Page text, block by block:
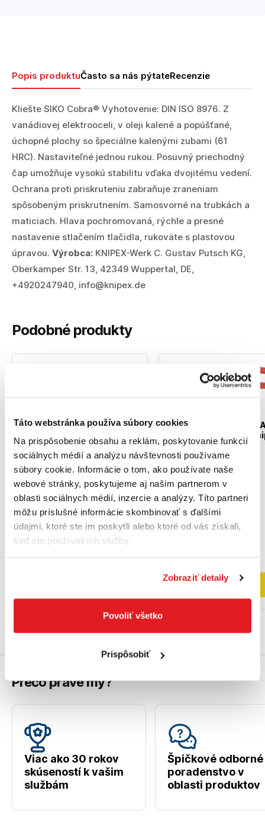
Táto webstránka používa súbory cookies
Na prispôsobenie obsahu a reklám, poskytovanie funkcií
sociálnych médií a analýzu návštevnosti používame
súbory cookie. Informácie o tom, ako používate naše
webové stránky, poskytujeme aj našim partnerom v
oblasti sociálnych médií, inzercie a analýzy. Títo partneri
môžu príslušné informácie skombinovať s ďalšími
údajmi, ktoré ste im poskytli alebo ktoré od vás získali,
keď ste používali ich služby.
Zobraziť detaily
Povoliť všetko
Prispôsobiť
Popis produktuČasto sa nás pýtateRecenzie
Kliešte SIKO Cobra® Vyhotovenie: DIN ISO 8976. Z
vanádiovej elektrooceli, v oleji kalené a popúšťané,
úchopné plochy so špeciálne kalenými zubami (61
HRC). Nastaviteľné jednou rukou. Posuvný priechodný
čap umožňuje vysokú stabilitu vďaka dvojitému vedení.
Ochrana proti priskruteniu zabraňuje zraneniam
spôsobeným priskrutnením. Samosvorné na trubkách a
maticiach. Hlava pochromovaná, rýchle a presné
nastavenie stlačením tlačidla, rukoväte s plastovou
úpravou. Výrobca: KNIPEX-Werk C. Gustav Putsch KG,
Oberkamper Str. 13, 42349 Wuppertal, DE,
+4920247940, info@knipex.de
Podobné produkty
KNIPEX Kliešte COBRA
Knipex
55891250
38 ,90 €
31 ,63 €bez DPH
KNIPEX Kliešte
250mm / 8701250
55930250
Do košíka
Prečo práve my?
Viac ako 30 rokov
skúseností k vašim
službám
Špičkové odborné
poradenstvo v
oblasti produktov